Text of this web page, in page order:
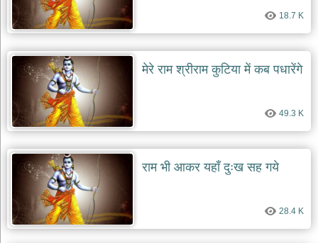
18.7 K
मेरे राम श्रीराम कुटिया में कब पधारेंगे
49.3 K
राम भी आकर यहाँ दुःख सह गये
28.4 K